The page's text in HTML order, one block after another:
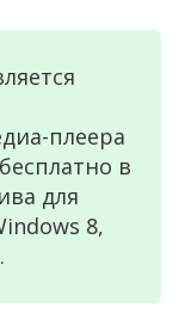
плеера
в
для
8,